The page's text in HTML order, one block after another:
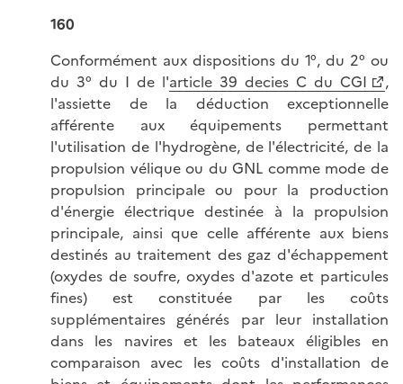
160
Conformément aux dispositions du 1°, du 2° ou
du 3° du I de l'article 39 decies C du CGI
,
l'assiette de la déduction exceptionnelle
afférente aux équipements permettant
l'utilisation de l'hydrogène, de l'électricité, de la
propulsion vélique ou du GNL comme mode de
propulsion principale ou pour la production
d'énergie électrique destinée à la propulsion
principale, ainsi que celle afférente aux biens
destinés au traitement des gaz d'échappement
(oxydes de soufre, oxydes d'azote et particules
fines) est constituée par les coûts
supplémentaires générés par leur installation
dans les navires et les bateaux éligibles en
comparaison avec les coûts d'installation de